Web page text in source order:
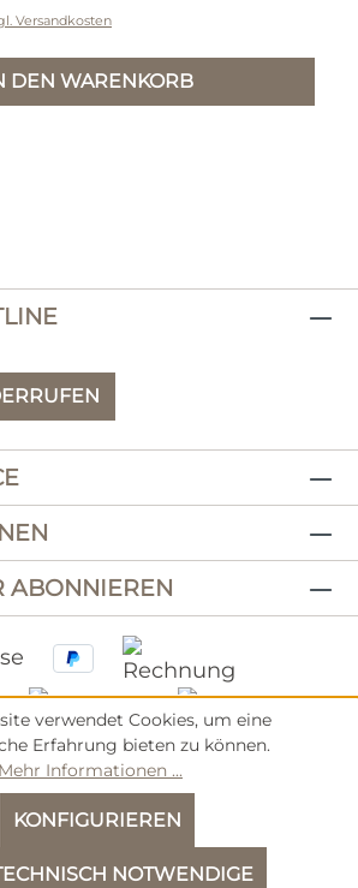
Versandkosten
DEN WARENKORB
ABONNIEREN
gewerblicher Kunde
verwendet Cookies, um eine
Erfahrung bieten zu können.
Mehr Informationen ...
NOTWENDIGE
KONFIGURIEREN